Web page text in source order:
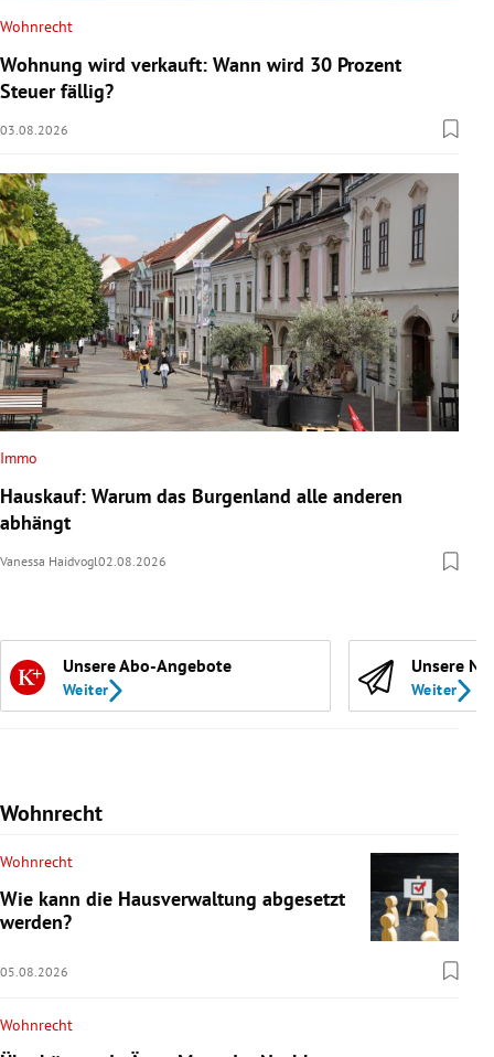
Wohnrecht
Wohnung wird verkauft: Wann wird 30 Prozent
Steuer fällig?
03.08.2026
Immo
Hauskauf: Warum das Burgenland alle anderen
abhängt
Vanessa Haidvogl02.08.2026
Unsere Abo-Angebote
Weiter
Unsere
Weiter
Wohnrecht
Wohnrecht
Wie kann die Hausverwaltung abgesetzt
werden?
05.08.2026
Wohnrecht